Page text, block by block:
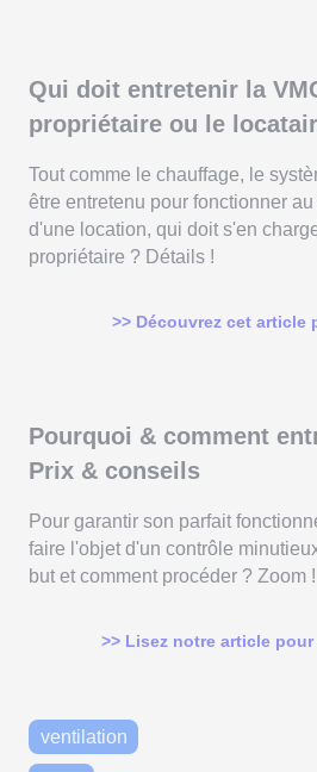
Qui doit entretenir la
propriétaire ou le
Tout comme le chauffage, le
être entretenu pour fonctionner
d'une location, qui doit s'en
propriétaire ? Détails !
>> Découvrez cet article
Pourquoi & comment
Prix & conseils
Pour garantir son parfait
faire l'objet d'un contrôle
but et comment procéder ? Zoom !
>> Lisez notre article
ventilation